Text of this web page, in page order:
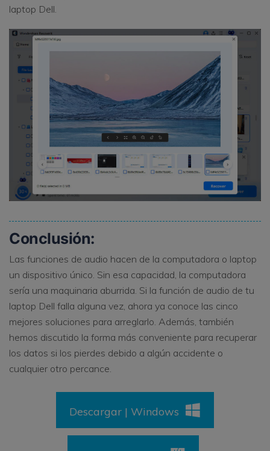
laptop Dell.
Conclusión:
Las funciones de audio hacen de la computadora o laptop
un dispositivo único. Sin esa capacidad, la computadora
sería una maquinaria aburrida. Si la función de audio de tu
laptop Dell falla alguna vez, ahora ya conoce las cinco
mejores soluciones para arreglarlo. Además, también
hemos discutido la forma más conveniente para recuperar
los datos si los pierdes debido a algún accidente o
cualquier otro percance.
Descargar | Windows